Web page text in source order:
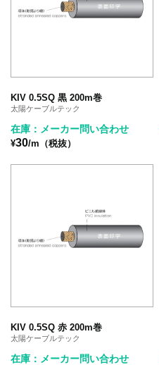
KIV 0.5SQ 黒 200m巻
太陽ケーブルテック
在庫：メーカー問い合わせ
¥30/m（税抜）
KIV 0.5SQ 赤 200m巻
太陽ケーブルテック
在庫：メーカー問い合わせ